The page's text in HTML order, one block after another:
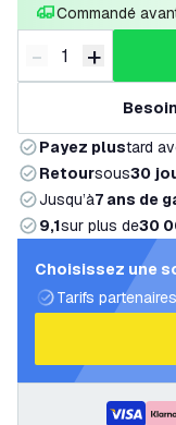
Commandé
Diminuer la
- +
Payez plustard
Retoursous30
Jusqu’à7 ans de
9,1sur plus de30
Choisissez une
Tarifs